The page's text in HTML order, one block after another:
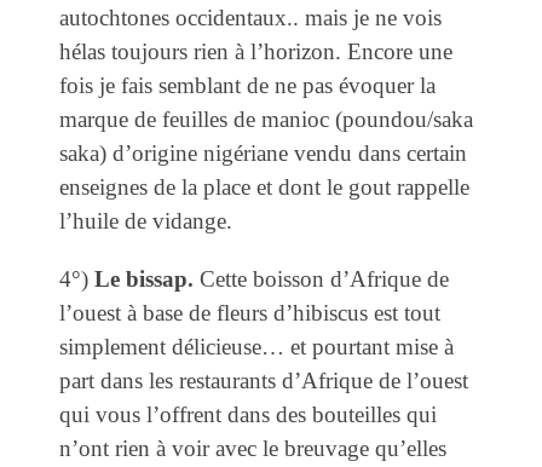
autochtones occidentaux.. mais je ne vois
hélas toujours rien à l’horizon. Encore une
fois je fais semblant de ne pas évoquer la
marque de feuilles de manioc (poundou/saka
saka) d’origine nigériane vendu dans certain
enseignes de la place et dont le gout rappelle
l’huile de vidange.
4°) Le bissap. Cette boisson d’Afrique de
l’ouest à base de fleurs d’hibiscus est tout
simplement délicieuse… et pourtant mise à
part dans les restaurants d’Afrique de l’ouest
qui vous l’offrent dans des bouteilles qui
n’ont rien à voir avec le breuvage qu’elles